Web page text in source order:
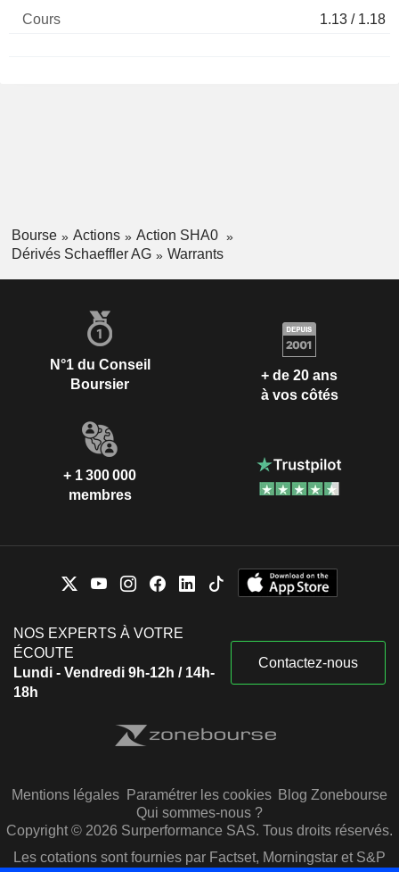
1.13 / 1.18
Bourse Actions
Action SHA0
Dérivés Schaeffler AG
Warrants
N°1 du Conseil
Boursier
+ de 20 ans
à vos côtés
+ 1 300 000
membres
NOS EXPERTS À VOTRE
ÉCOUTE
Lundi - Vendredi 9h-12h / 14h-
18h
Contactez-nous
Mentions légales Paramétrer les cookies Blog Zonebourse
Qui sommes-nous ?
Copyright © 2026 Surperformance SAS. Tous droits réservés.
Les cotations sont fournies par Factset, Morningstar et S&P